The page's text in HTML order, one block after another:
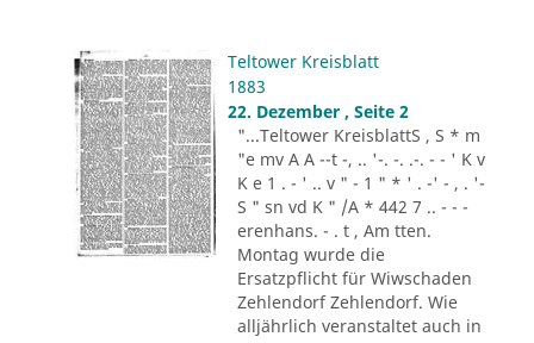
Teltower Kreisblatt
1883
22. Dezember , Seite 2
"...Teltower KreisblattS , S * m
"e mv A A --t -, .. '-. -. .-. - - ' K v
K e 1 . - ' .. v " - 1 " * ' . -' - , . '-
S " sn vd K " /A * 442 7 .. - - -
erenhans. - . t , Am tten.
Montag wurde die
Ersatzpflicht für Wiwschaden
Zehlendorf Zehlendorf. Wie
alljährlich veranstaltet auch in